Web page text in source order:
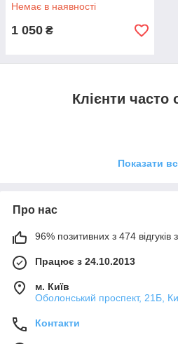
Немає в наявності
1 050 ₴
Клієнти часто
Показати
Про нас
96% позитивних з 474 відгуків
Працює з 24.10.2013
м. Київ
Оболонський проспект, 21Б,
Контакти